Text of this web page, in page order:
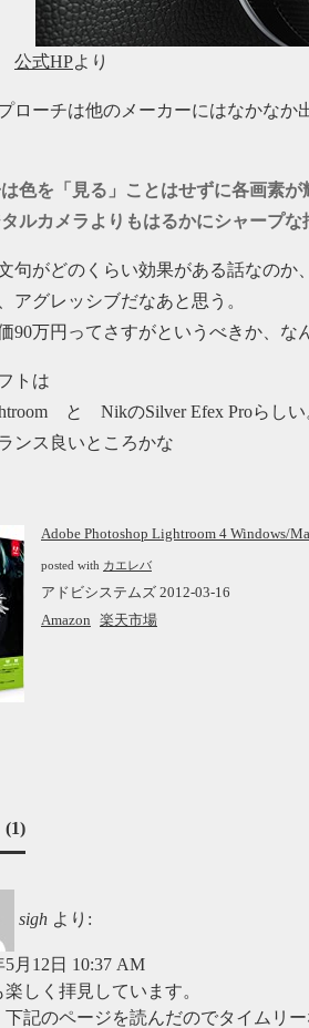
公式HPより
ローチは他のメーカーにはなかなか
色を「見る」ことはせずに各画素
タルカメラよりもはるかにシャープ
句がどのくらい効果がある話なの
アグレッシブだなあと思う。
90万円ってさすがというべきか、な
トは
と NikのSilver Efex Proらしい
ンス良いところかな
Adobe Photoshop Lightroom 4 Windows/
posted with カエレバ
アドビシステムズ 2012-03-16
Amazon 楽天市場
(1)
sigh より:
5月12日 10:37 AM
楽しく拝見しています。
下記のページを読んだのでタイムリー